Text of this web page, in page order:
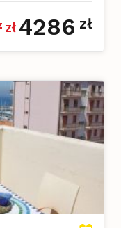
zł 4286 zł